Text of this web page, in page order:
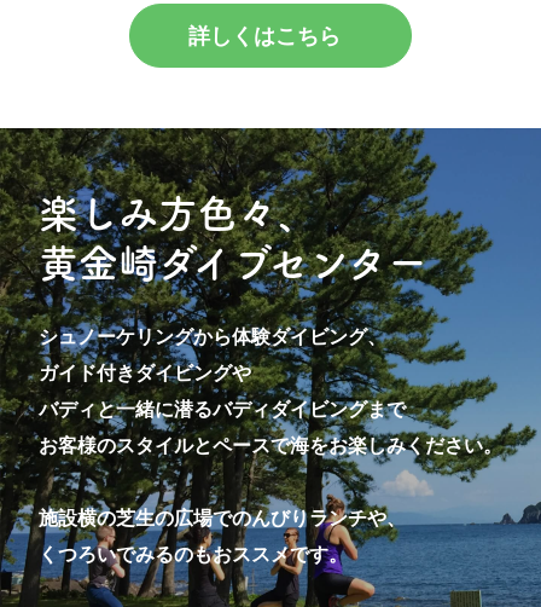
詳しくはこちら
楽しみ方色々、
黄金崎ダイブセンター
シュノーケリングから体験ダイビング、
ガイド付きダイビングや
バディと一緒に潜るバディダイビングまで
お客様のスタイルとペースで海をお楽しみください。
施設横の芝生の広場でのんびりランチや、
くつろいでみるのもおススメです。